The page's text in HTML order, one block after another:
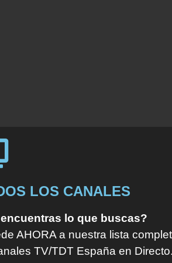
LOS CANALES
lo que buscas?
AHORA a nuestra lista
TV/TDT España en